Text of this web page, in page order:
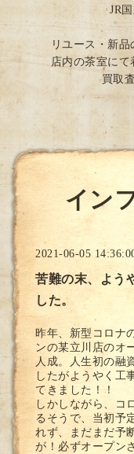
JR
リユース・新
店内の茶室に
買取
イン
2021-06-05
苦難の末、よう
した。
昨年、新型コロナ
ンの某立川店のオ
人成。人生初の融
したがようやく工
てきました！！
しかしながら、コ
るそうで、当初予
れず、まだまだ予
が！必ずオープン